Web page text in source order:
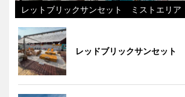
レットブリックサンセット ミストエリア
レッドブリックサンセッ